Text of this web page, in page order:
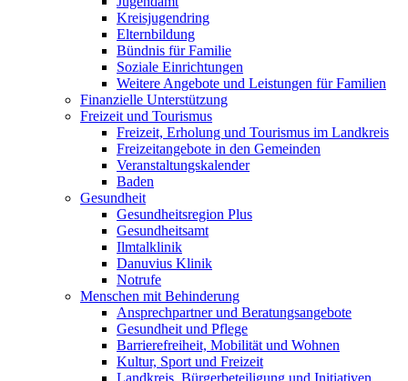
Kreisjugendring
Elternbildung
Bündnis für Familie
Soziale Einrichtungen
Weitere Angebote und Leistungen für Familien
Finanzielle Unterstützung
Freizeit und Tourismus
Freizeit, Erholung und Tourismus im Landkreis
Freizeitangebote in den Gemeinden
Veranstaltungskalender
Baden
Gesundheit
Gesundheitsregion Plus
Gesundheitsamt
Ilmtalklinik
Danuvius Klinik
Notrufe
Menschen mit Behinderung
Ansprechpartner und Beratungsangebote
Gesundheit und Pflege
Barrierefreiheit, Mobilität und Wohnen
Kultur, Sport und Freizeit
Landkreis, Bürgerbeteiligung und Initiativen